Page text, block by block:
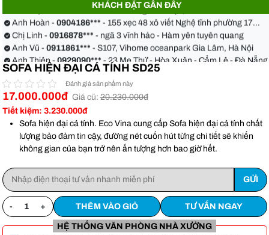
KHÁCH ĐẶT GẦN ĐÂY
0349582***- Toà Moonlight An Lạc, Vân Canh Hoài Đức
Anh Hoàn - 0904186*** - 155 xẹc 48 xô viết Nghệ tĩnh phường 17
quận Bình Thạnh
Chị Linh - 0916878***
- ngã 3 vĩnh hảo - Hàm yên tuyên quang
Anh Vũ - 0911861*** - S107, Vihome oceanpark Gia Lâm, Hà Nội
Anh Thiện - 0929090*** - 23 Mẹ Thứ - Hòa Xuân - Cẩm Lệ - Đà Nẵng
Chị Hoa -0988068***- 56 Nguyễn Khang, Cầu Giấy
Anh Việt -0349582***- Toà Moonlight An Lạc, Vân Canh Hoài Đức
Anh Hoàn -0904186*** - 155 xẹc 48 xô viết Nghệ tĩnh phường 17
quận Bình Thạnh
Chị Linh - 0916878***
Anh Vũ -0911861***- S107, Vihome oceanpark Gia Lâm, Hà Nội
SOFA HIỆN ĐẠI CÁ TÍNH SD25
Đánh giá sản phẩm này
17.000.000đ Giá cũ:20.230.000đ
Tiết kiệm: 3.230.000đ
Sofa hiện đại cá tính. Eco Vina cung cấp Sofa hiện đại cá tính chất
lượng bảo đảm tin cậy, đường nét cuốn hút từng chi tiết sẽ khiến
không gian của bạn trở nên ấn tượng hơn bao giờ hết.
- + THÊM VÀO GIỎ TƯ VẤN NGAY
HỆ THỐNG VĂN PHÒNG NHÀ XƯỞNG